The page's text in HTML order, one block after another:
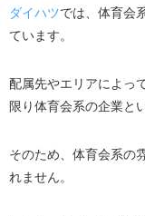
期間工1年目
ダイハツの休
ダイハツ期間工の
池田工場の仕
大山崎工場の
ダイハツでは、体育会
ています。
配属先やエリアによっ
限り体育会系の企業と
そのため、体育会系の
れません。